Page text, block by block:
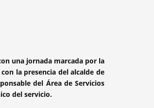
una jornada marcada por la
la presencia del alcalde de
del Área de Servicios
del servicio.